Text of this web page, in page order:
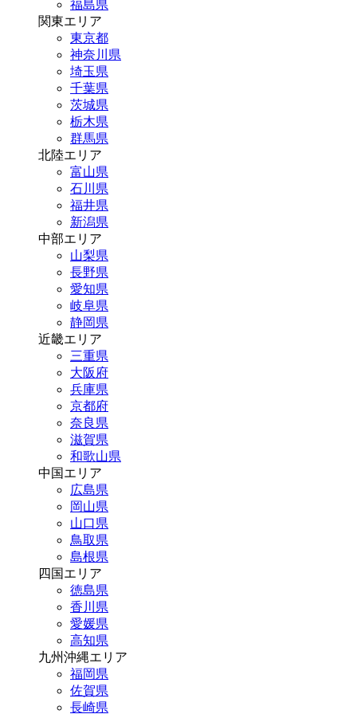
福島県
関東エリア
東京都
神奈川県
埼玉県
千葉県
茨城県
栃木県
群馬県
北陸エリア
富山県
石川県
福井県
新潟県
中部エリア
山梨県
長野県
愛知県
岐阜県
静岡県
近畿エリア
三重県
大阪府
兵庫県
京都府
奈良県
滋賀県
和歌山県
中国エリア
広島県
岡山県
山口県
鳥取県
島根県
四国エリア
徳島県
香川県
愛媛県
高知県
九州沖縄エリア
福岡県
佐賀県
長崎県